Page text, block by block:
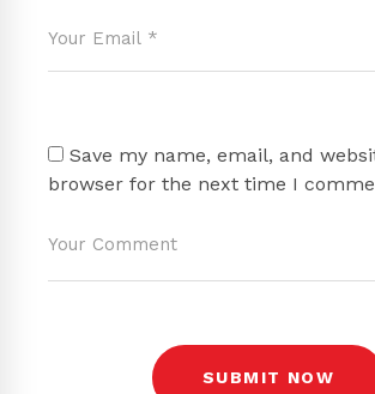
Save my name, email, and
browser for the next time I